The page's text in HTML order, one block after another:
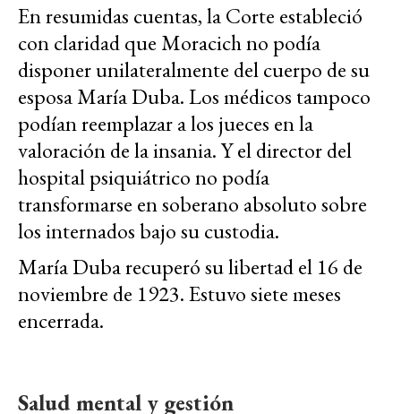
En resumidas cuentas, la Corte estableció
con claridad que Moracich no podía
disponer unilateralmente del cuerpo de su
esposa María Duba. Los médicos tampoco
podían reemplazar a los jueces en la
valoración de la insania. Y el director del
hospital psiquiátrico no podía
transformarse en soberano absoluto sobre
los internados bajo su custodia.
María Duba recuperó su libertad el 16 de
noviembre de 1923. Estuvo siete meses
encerrada.
Salud mental y gestión